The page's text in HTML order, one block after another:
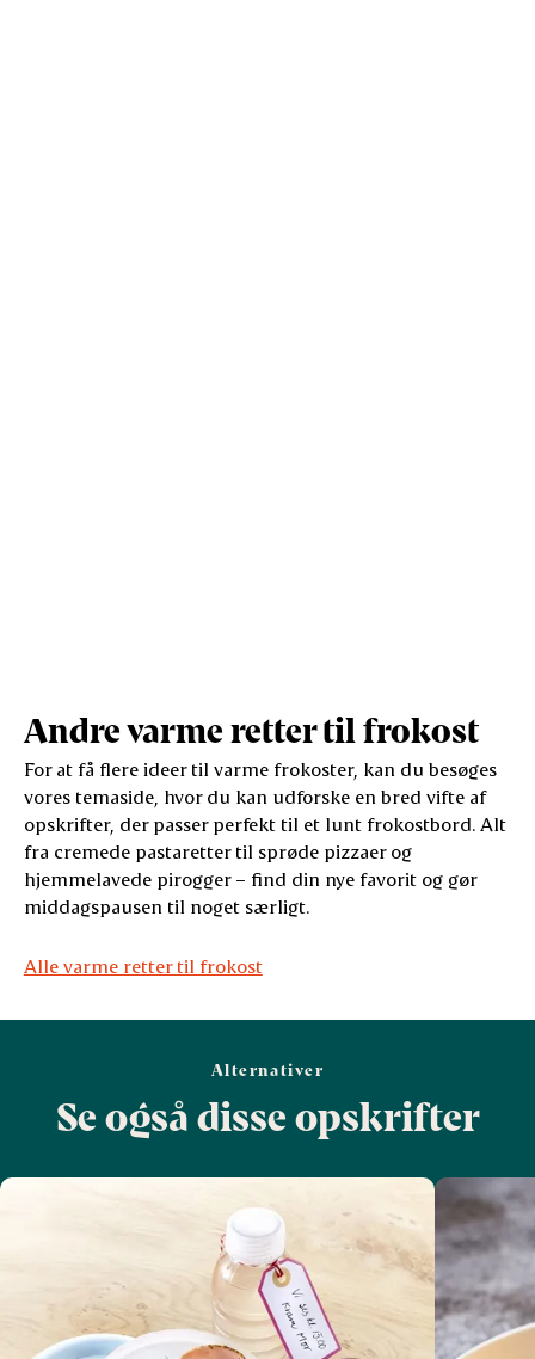
Andre varme retter til frokost
For at få flere ideer til varme frokoster, kan du besøges
vores temaside, hvor du kan udforske en bred vifte af
opskrifter, der passer perfekt til et lunt frokostbord. Alt
fra cremede pastaretter til sprøde pizzaer og
hjemmelavede pirogger – find din nye favorit og gør
middagspausen til noget særligt.
Alle varme retter til frokost
Alternativer
Se også disse opskrifter